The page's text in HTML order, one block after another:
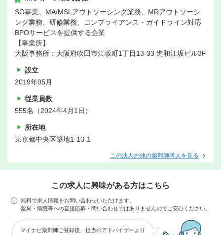
SO事業、MA/MSLアウトソーシング業務、MRアウトソーシ
ング業務、研修業務、コンプライアンス・ガイドライン対応
BPOサービスを提供する企業
【事業所】
大阪事務所：大阪府吹田市江坂町1丁目13-33 進和江坂ビル3F
設立
2019年05月
従業員数
555名（2024年4月1日）
所在地
東京都中央区築地1-13-1
この法人の他の薬剤師求人を見る
この求人に興味がある方はこちら
無料で求人情報をお問い合わせいただけます。
薬局・病院等への直接応募・問い合わせではありませんのでご安心ください。
マイナビ薬剤師ご登録後、担当のアドバイザーより